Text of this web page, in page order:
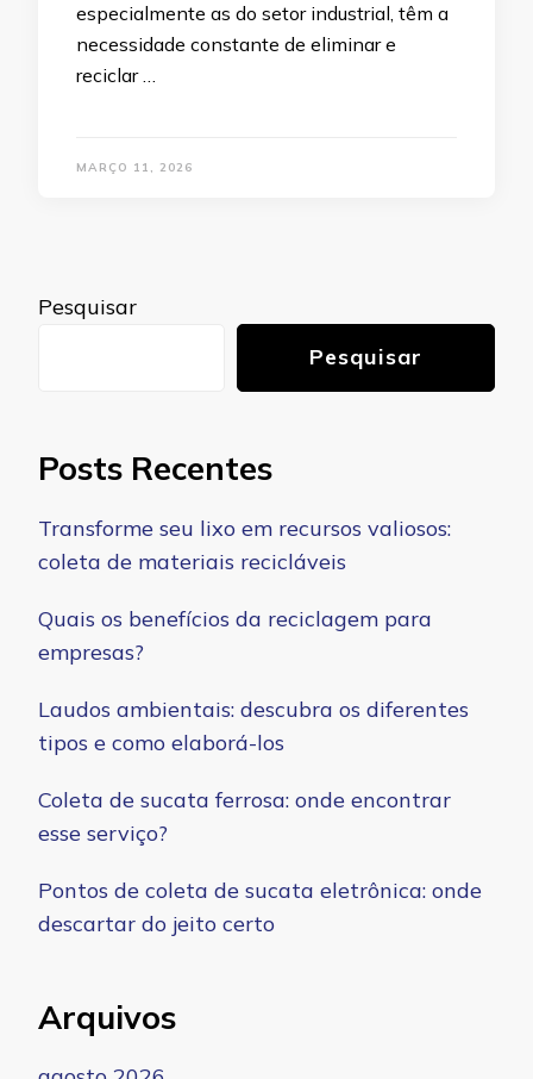
especialmente as do setor industrial, têm a
necessidade constante de eliminar e
reciclar …
MARÇO 11, 2026
Pesquisar
Pesquisar
Posts Recentes
Transforme seu lixo em recursos valiosos:
coleta de materiais recicláveis
Quais os benefícios da reciclagem para
empresas?
Laudos ambientais: descubra os diferentes
tipos e como elaborá-los
Coleta de sucata ferrosa: onde encontrar
esse serviço?
Pontos de coleta de sucata eletrônica: onde
descartar do jeito certo
Arquivos